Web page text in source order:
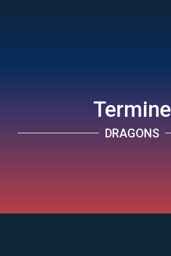
Termine
DRAGONS